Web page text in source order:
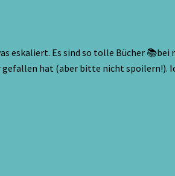
Es sind so tolle Bücher
hat (aber bitte nicht spoilern!).